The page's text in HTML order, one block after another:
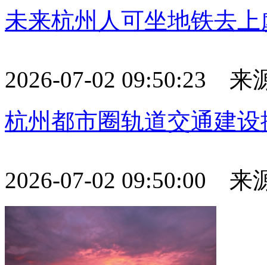
未来杭州人可坐地铁去
2026-07-02 09:50:23 来
杭州都市圈轨道交通建
2026-07-02 09:50:00 来